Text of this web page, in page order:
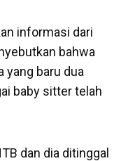
informasi dari
bahwa
yang baru dua
baby sitter telah
dan dia ditinggal